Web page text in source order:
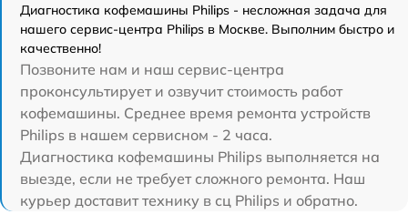
Диагностика кофемашины Philips - несложная задача для
нашего сервис-центра Philips в Москве. Выполним быстро и
качественно!
Позвоните нам и наш сервис-центра
проконсультирует и озвучит стоимость работ
кофемашины. Среднее время ремонта устройств
Philips в нашем сервисном - 2 часа.
Диагностика кофемашины Philips выполняется на
выезде, если не требует сложного ремонта. Наш
курьер доставит технику в сц Philips и обратно.